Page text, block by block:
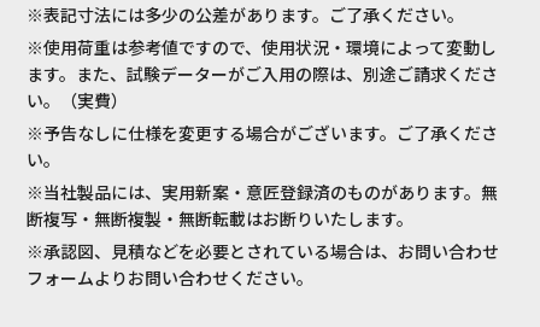
※表記寸法には多少の公差があります。ご了承ください。
※使用荷重は参考値ですので、使用状況・環境によって変動し
ます。また、試験データーがご入用の際は、別途ご請求くださ
い。（実費）
※予告なしに仕様を変更する場合がございます。ご了承くださ
い。
※当社製品には、実用新案・意匠登録済のものがあります。無
断複写・無断複製・無断転載はお断りいたします。
※承認図、見積などを必要とされている場合は、お問い合わせ
フォームよりお問い合わせください。